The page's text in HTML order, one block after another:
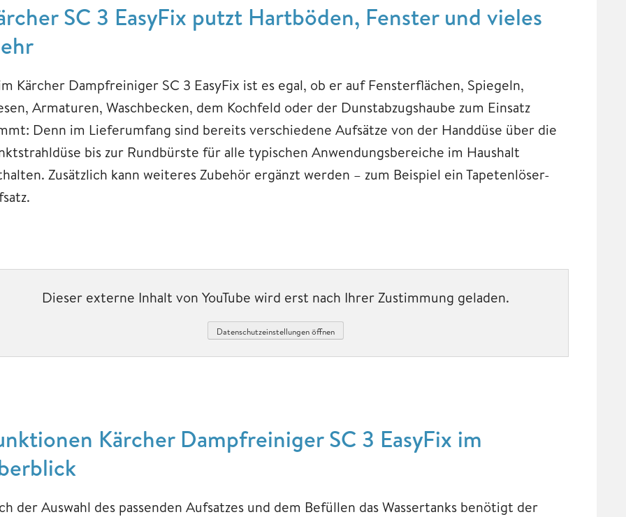
SC 3 EasyFix putzt Hartböden, Fenster und vieles
Kärcher Dampfreiniger SC 3 EasyFix ist es egal, ob er auf Fensterflächen, Spiegeln,
Armaturen, Waschbecken, dem Kochfeld oder der Dunstabzugshaube zum Einsatz
Denn im Lieferumfang sind bereits verschiedene Aufsätze von der Handdüse über die
bis zur Rundbürste für alle typischen Anwendungsbereiche im Haushalt
Zusätzlich kann weiteres Zubehör ergänzt werden – zum Beispiel ein Tapetenlöser-
Dieser externe Inhalt von YouTube wird erst nach Ihrer Zustimmung geladen.
Datenschutzeinstellungen öffnen
Kärcher Dampfreiniger SC 3 EasyFix im
der Auswahl des passenden Aufsatzes und dem Befüllen das Wassertanks benötigt der